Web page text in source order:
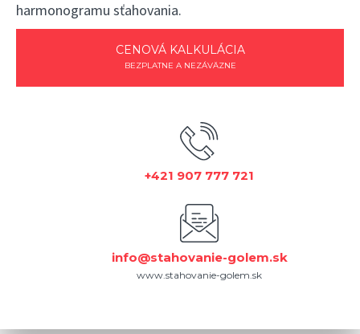
harmonogramu sťahovania.
CENOVÁ KALKULÁCIA
BEZPLATNE A NEZÁVÄZNE
+421 907 777 721
info@stahovanie-golem.sk
www.stahovanie-golem.sk